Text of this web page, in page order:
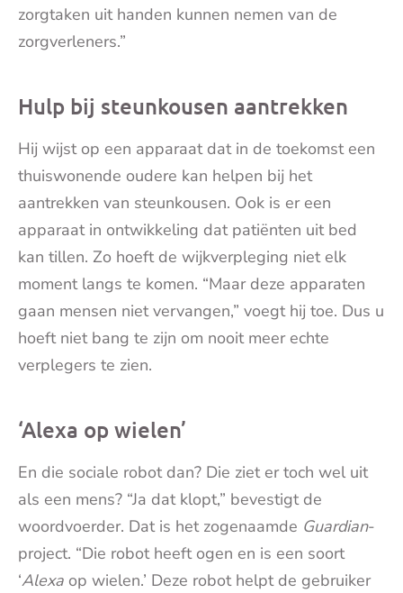
zorgtaken uit handen kunnen nemen van de
zorgverleners.”
Hulp bij steunkousen aantrekken
Hij wijst op een apparaat dat in de toekomst een
thuiswonende oudere kan helpen bij het
aantrekken van steunkousen. Ook is er een
apparaat in ontwikkeling dat patiënten uit bed
kan tillen. Zo hoeft de wijkverpleging niet elk
moment langs te komen. “Maar deze apparaten
gaan mensen niet vervangen,” voegt hij toe. Dus u
hoeft niet bang te zijn om nooit meer echte
verplegers te zien.
‘Alexa op wielen’
En die sociale robot dan? Die ziet er toch wel uit
als een mens? “Ja dat klopt,” bevestigt de
woordvoerder. Dat is het zogenaamde Guardian-
project. “Die robot heeft ogen en is een soort
‘Alexa op wielen.’ Deze robot helpt de gebruiker